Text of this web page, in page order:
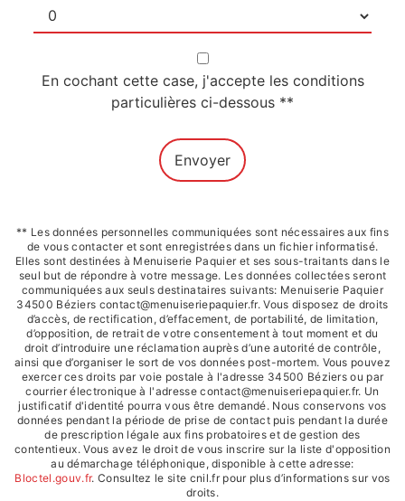
En cochant cette case, j'accepte les conditions
particulières ci-dessous **
Envoyer
** Les données personnelles communiquées sont nécessaires aux fins
de vous contacter et sont enregistrées dans un fichier informatisé.
Elles sont destinées à Menuiserie Paquier et ses sous-traitants dans le
seul but de répondre à votre message. Les données collectées seront
communiquées aux seuls destinataires suivants: Menuiserie Paquier
34500 Béziers contact@menuiseriepaquier.fr. Vous disposez de droits
d’accès, de rectification, d’effacement, de portabilité, de limitation,
d’opposition, de retrait de votre consentement à tout moment et du
droit d’introduire une réclamation auprès d’une autorité de contrôle,
ainsi que d’organiser le sort de vos données post-mortem. Vous pouvez
exercer ces droits par voie postale à l'adresse 34500 Béziers ou par
courrier électronique à l'adresse contact@menuiseriepaquier.fr. Un
justificatif d'identité pourra vous être demandé. Nous conservons vos
données pendant la période de prise de contact puis pendant la durée
de prescription légale aux fins probatoires et de gestion des
contentieux. Vous avez le droit de vous inscrire sur la liste d'opposition
au démarchage téléphonique, disponible à cette adresse:
Bloctel.gouv.fr. Consultez le site cnil.fr pour plus d’informations sur vos
droits.